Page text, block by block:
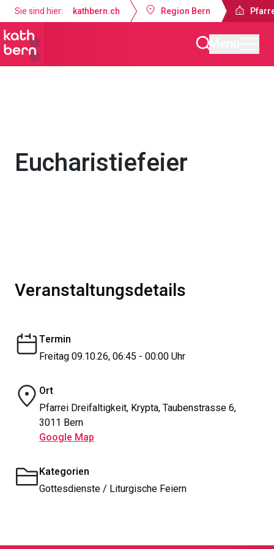
Sie sind hier: kathbern.ch Region Bern
Eucharistiefeier
Veranstaltungsdetails
Termin
Freitag 09.10.26, 06:45 - 00:00 Uhr
Ort
Pfarrei Dreifaltigkeit, Krypta, Taubenstrasse 6,
3011 Bern
Google Map
Kategorien
Gottesdienste / Liturgische Feiern